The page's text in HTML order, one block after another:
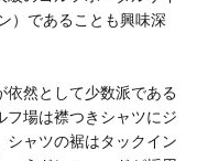
）であることも興味深
依然として少数派である
フ場は襟つきシャツにジ
シャツの裾はタックイン